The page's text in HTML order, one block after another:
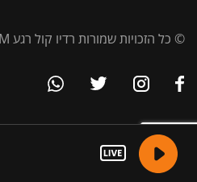
© כל הזכויות שמורות רדיו קול רגע 96FM 91.5FM